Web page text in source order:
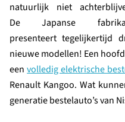
natuurlijk niet
De Japanse
presenteert tegelijkertijd
nieuwe modellen! Een
eenvolledig elektrische
Renault Kangoo. Wat
generatie bestelauto’s van